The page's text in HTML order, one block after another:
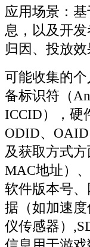
应用场景：
息，以及开
归因、投放
可能收集的
备标识符（
ICCID），硬
ODID、
及获取方式
MAC地址）
软件版本号
据（如加速
仪传感器）